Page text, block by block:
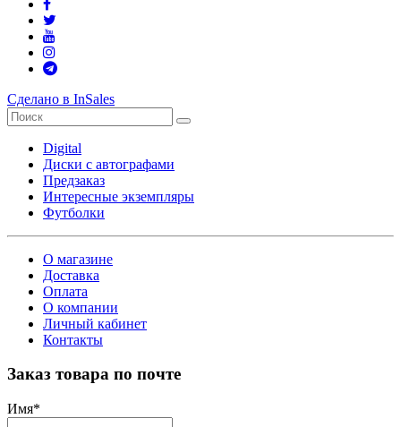
Сделано в InSales
Digital
Диски с автографами
Предзаказ
Интересные экземпляры
Футболки
О магазине
Доставка
Оплата
О компании
Личный кабинет
Контакты
Заказ товара по почте
Имя*